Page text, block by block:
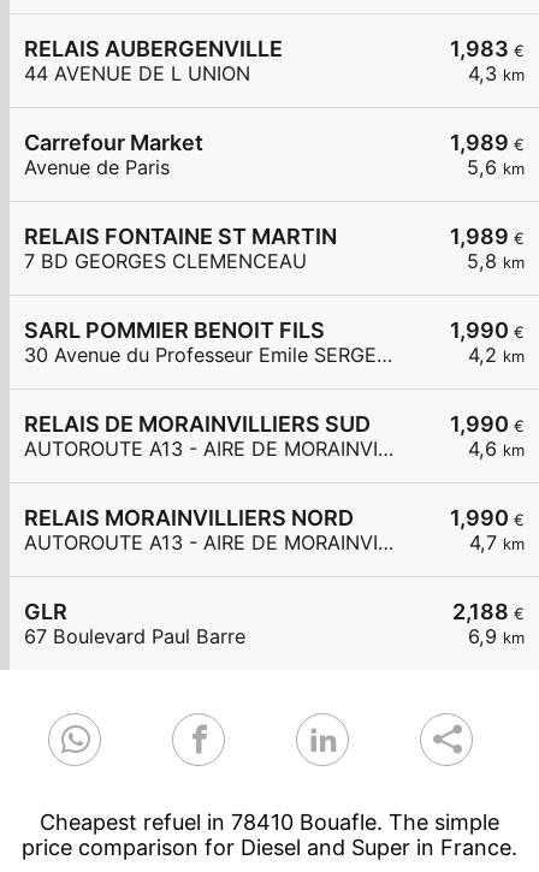
1,983 €
4,3 km
RELAIS AUBERGENVILLE
44 AVENUE DE L UNION
1,989 €
5,6 km
Carrefour Market
Avenue de Paris
1,989 €
5,8 km
RELAIS FONTAINE ST MARTIN
7 BD GEORGES CLEMENCEAU
1,990 €
4,2 km
SARL POMMIER BENOIT FILS
30 Avenue du Professeur Emile SERGENT
1,990 €
4,6 km
RELAIS DE MORAINVILLIERS SUD
AUTOROUTE A13 - AIRE DE MORAINVILLIERS SUD
1,990 €
4,7 km
RELAIS MORAINVILLIERS NORD
AUTOROUTE A13 - AIRE DE MORAINVILLIERS NORD
2,188 €
6,9 km
GLR
67 Boulevard Paul Barre
Cheapest refuel in 78410 Bouafle. The simple
price comparison for Diesel and Super in France.